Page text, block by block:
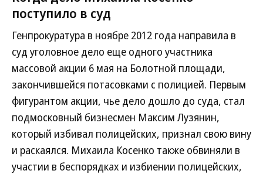
поступило в суд
Генпрокуратура в ноябре 2012 года направила в
суд уголовное дело еще одного участника
массовой акции 6 мая на Болотной площади,
закончившейся потасовками с полицией. Первым
фигурантом акции, чье дело дошло до суда, стал
подмосковный бизнесмен Максим Лузянин,
который избивал полицейских, признал свою вину
и раскаялся. Михаила Косенко также обвиняли в
участии в беспорядках и избиении полицейских,